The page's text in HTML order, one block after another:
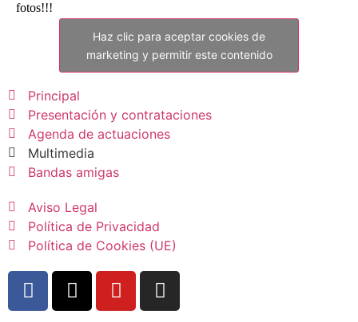
fotos!!!
Haz clic para aceptar cookies de
marketing y permitir este contenido
Principal
Presentación y contrataciones
Agenda de actuaciones
Multimedia
Bandas amigas
Aviso Legal
Política de Privacidad
Política de Cookies (UE)